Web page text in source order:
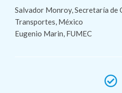
Salvador Monroy, Secretaría de
Transportes, México
Eugenio Marin, FUMEC